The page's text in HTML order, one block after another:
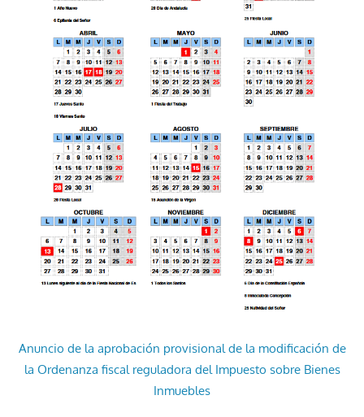
Anuncio de la aprobación provisional de la modificación de
la Ordenanza fiscal reguladora del Impuesto sobre Bienes
Inmuebles